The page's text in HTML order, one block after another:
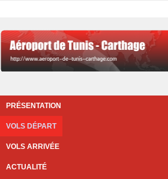
PRÉSENTATION
VOLS DÉPART
VOLS ARRIVÉE
ACTUALITÉ